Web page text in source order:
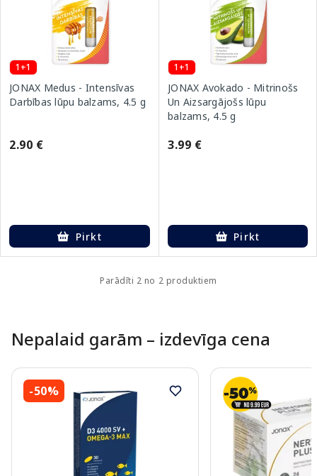
1+1
JONAX Medus - Intensīvas
Darbības lūpu balzams, 4.5 g
2.90 €
Pirkt
1+1
JONAX Avokado - Mitrinošs
Un Aizsargājošs lūpu
balzams, 4.5 g
3.99 €
Pirkt
Parādīti 2 no 2 produktiem
Nepalaid garām – izdevīga cena
-50%